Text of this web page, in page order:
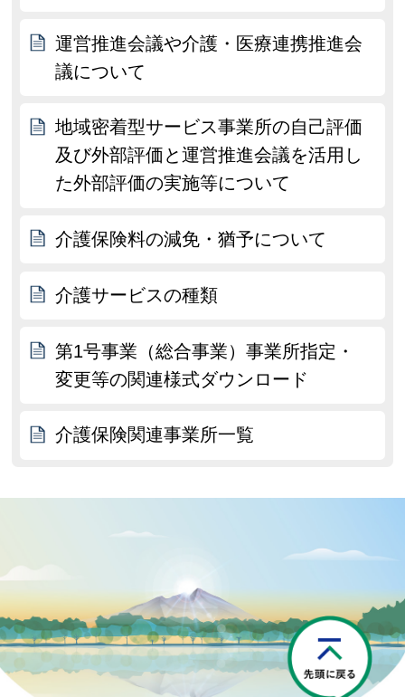
運営推進会議や介護・医療連携推進会
議について
地域密着型サービス事業所の自己評価
及び外部評価と運営推進会議を活用し
た外部評価の実施等について
介護保険料の減免・猶予について
介護サービスの種類
第1号事業（総合事業）事業所指定・
変更等の関連様式ダウンロード
介護保険関連事業所一覧